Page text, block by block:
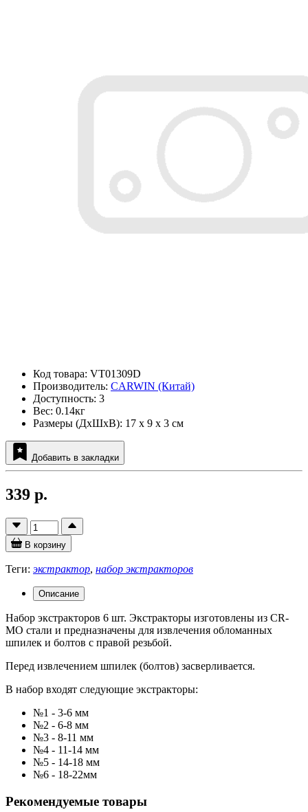
Код товара: VT01309D
Производитель: CARWIN (Китай)
Доступность: 3
Вес: 0.14кг
Размеры (ДxШxВ): 17 x 9 x 3 см
Добавить в закладки
339 р.
В корзину
Теги: экстрактор, набор экстракторов
Описание
Набор экстракторов 6 шт. Экстракторы изготовлены из CR-
MO стали и предназначены для извлечения обломанных
шпилек и болтов с правой резьбой.
Перед извлечением шпилек (болтов) засверливается.
В набор входят следующие экстракторы:
№1 - 3-6 мм
№2 - 6-8 мм
№3 - 8-11 мм
№4 - 11-14 мм
№5 - 14-18 мм
№6 - 18-22мм
Рекомендуемые товары